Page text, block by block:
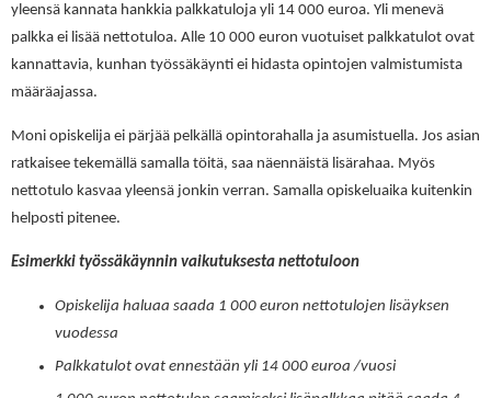
yleensä kannata hankkia palkkatuloja yli 14 000 euroa. Yli menevä
palkka ei lisää nettotuloa. Alle 10 000 euron vuotuiset palkkatulot ovat
kannattavia, kunhan työssäkäynti ei hidasta opintojen valmistumista
määräajassa.
Moni opiskelija ei pärjää pelkällä opintorahalla ja asumistuella. Jos asian
ratkaisee tekemällä samalla töitä, saa näennäistä lisärahaa. Myös
nettotulo kasvaa yleensä jonkin verran. Samalla opiskeluaika kuitenkin
helposti pitenee.
Esimerkki työssäkäynnin vaikutuksesta nettotuloon
Opiskelija haluaa saada 1 000 euron nettotulojen lisäyksen
vuodessa
Palkkatulot ovat ennestään yli 14 000 euroa /vuosi